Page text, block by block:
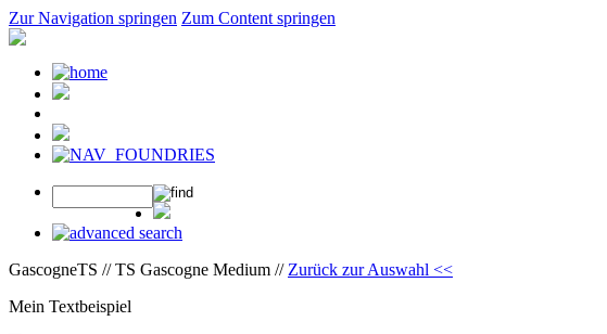
Zur Navigation springen Zum Content springen
GascogneTS // TS Gascogne Medium // Zurück zur Auswahl <<
Mein Textbeispiel